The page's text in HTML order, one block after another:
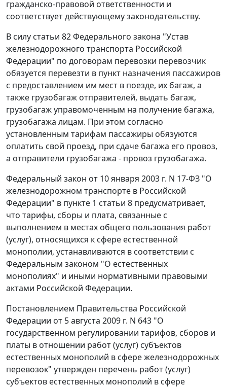
гражданско-правовой ответственности и
соответствует действующему законодательству.
В силу статьи 82Федерального закона "Устав
железнодорожного транспорта Российской
Федерации" по договорам перевозки перевозчик
обязуется перевезти в пункт назначения пассажиров
с предоставлением им мест в поезде, их багаж, а
также грузобагаж отправителей, выдать багаж,
грузобагаж управомоченным на получение багажа,
грузобагажа лицам. При этом согласно
установленным тарифам пассажиры обязуются
оплатить свой проезд, при сдаче багажа его провоз,
а отправители грузобагажа - провоз грузобагажа.
Федеральный закон от 10 января 2003 г. N 17-ФЗ "О
железнодорожном транспорте в Российской
Федерации" в пункте 1 статьи 8 предусматривает,
что тарифы, сборы и плата, связанные с
выполнением в местах общего пользования работ
(услуг), относящихся к сфере естественной
монополии, устанавливаются в соответствии с
Федеральным законом "О естественных
монополиях" и иными нормативными правовыми
актами Российской Федерации.
Постановлением Правительства Российской
Федерации от 5 августа 2009 г. N 643 "О
государственном регулировании тарифов, сборов и
платы в отношении работ (услуг) субъектов
естественных монополий в сфере железнодорожных
перевозок" утвержден перечень работ (услуг)
субъектов естественных монополий в сфере